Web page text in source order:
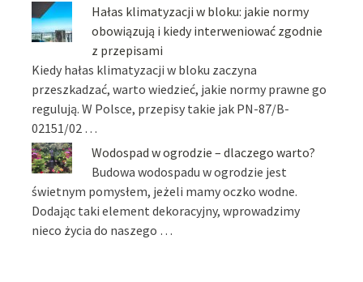
Hałas klimatyzacji w bloku: jakie normy
obowiązują i kiedy interweniować zgodnie
z przepisami
Kiedy hałas klimatyzacji w bloku zaczyna
przeszkadzać, warto wiedzieć, jakie normy prawne go
regulują. W Polsce, przepisy takie jak PN-87/B-
02151/02 …
Wodospad w ogrodzie – dlaczego warto?
Budowa wodospadu w ogrodzie jest
świetnym pomysłem, jeżeli mamy oczko wodne.
Dodając taki element dekoracyjny, wprowadzimy
nieco życia do naszego …